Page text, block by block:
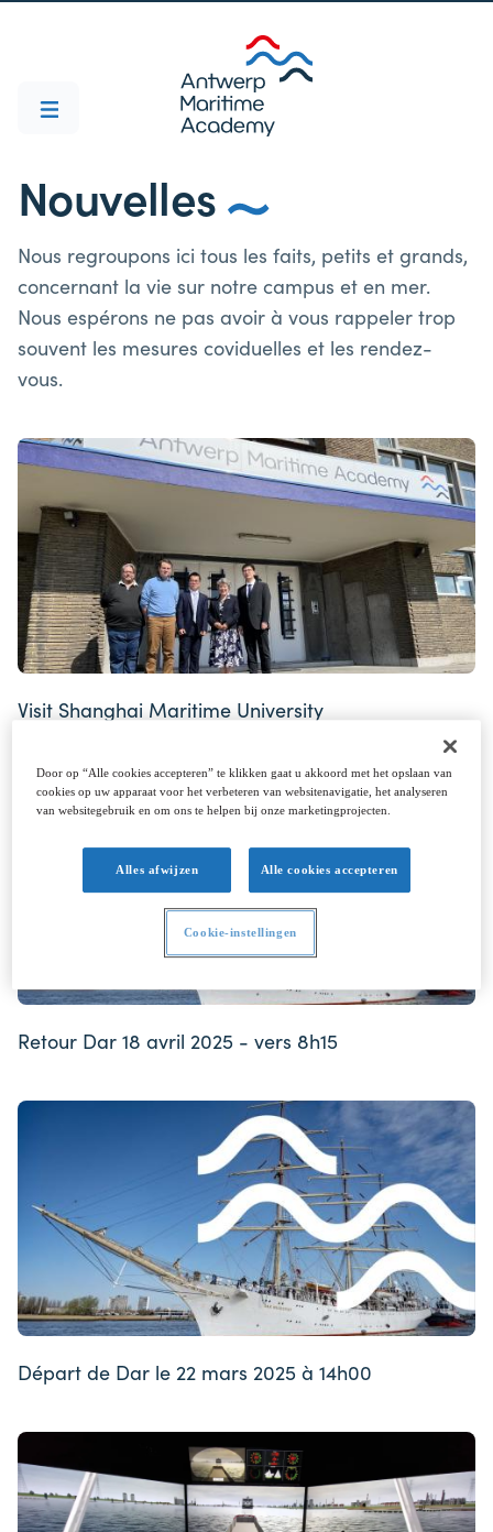
Nouvelles
Nous regroupons ici tous les faits, petits et grands,
concernant la vie sur notre campus et en mer.
Nous espérons ne pas avoir à vous rappeler trop
souvent les mesures coviduelles et les rendez-
vous.
Visit Shanghai Maritime University
Retour Dar 18 avril 2025 - vers 8h15
Départ de Dar le 22 mars 2025 à 14h00
Door op “Alle cookies accepteren” te klikken gaat u akkoord met het opslaan van
cookies op uw apparaat voor het verbeteren van websitenavigatie, het analyseren
van websitegebruik en om ons te helpen bij onze marketingprojecten.
Alles afwijzen Alle cookies accepteren
Cookie-instellingen